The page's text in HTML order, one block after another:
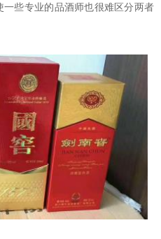
些专业的品酒师也很难区分两者